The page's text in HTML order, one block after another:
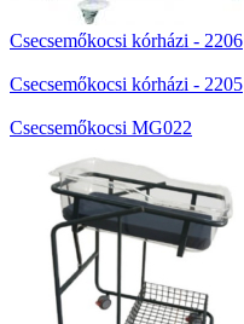
Csecsemőkocsi kórházi - 2206
Csecsemőkocsi kórházi - 2205
Csecsemőkocsi MG022